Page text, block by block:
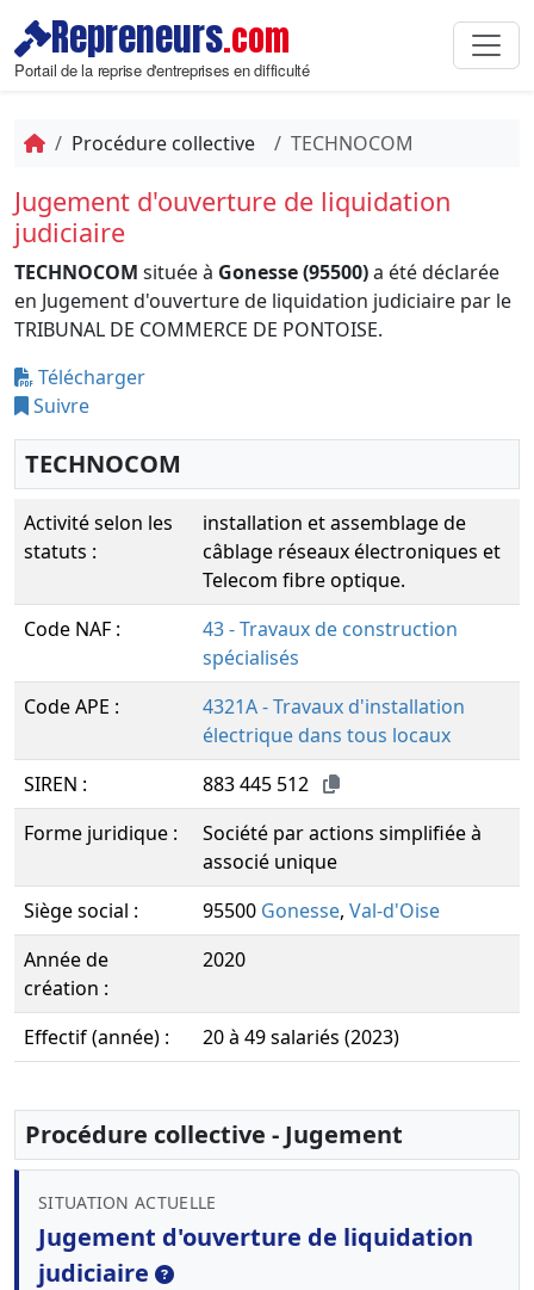
Repreneurs.com
Portail de la reprise d'entreprises en difficulté
Procédure collective TECHNOCOM
Jugement d'ouverture de liquidation
judiciaire
TECHNOCOM située à Gonesse (95500)a été déclarée
en Jugement d'ouverture de liquidation judiciaire par le
TRIBUNAL DE COMMERCE DE PONTOISE.
Télécharger
Suivre
TECHNOCOM
Activité selon les
statuts :
installation et assemblage de
câblage réseaux électroniques et
Telecom fibre optique.
Code NAF :
43 - Travaux de construction
spécialisés
Code APE :
4321A - Travaux d'installation
électrique dans tous locaux
SIREN :
883 445 512
Forme juridique :
Société par actions simplifiée à
associé unique
Siège social :
95500 Gonesse, Val-d'Oise
Année de
création :
2020
Effectif (année) : 20 à 49 salariés (2023)
Procédure collective - Jugement
SITUATION ACTUELLE
Jugement d'ouverture de liquidation
judiciaire